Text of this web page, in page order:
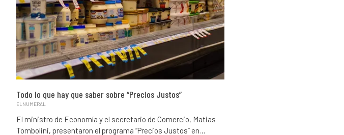
Todo lo que hay que saber sobre “Precios Justos”
ELNUMERAL
El ministro de Economía y el secretario de Comercio, Matias
Tombolini, presentaron el programa “Precios Justos” en…